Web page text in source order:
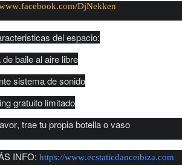
DjNekken
del espacio:
baile al aire libre
sistema de sonido
gratuito limitado
trae tu propia botella o vaso
INFO:https://www.ecstaticdanceibiza.com